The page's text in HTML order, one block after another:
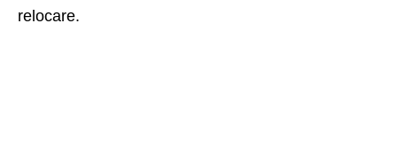
relocare.